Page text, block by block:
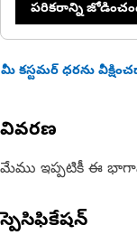
పరికరాన్ని
మీ కస్టమర్ ధరను
వివరణ
మేము ఇప్పటికీ ఈ
స్పెసిఫికేషన్